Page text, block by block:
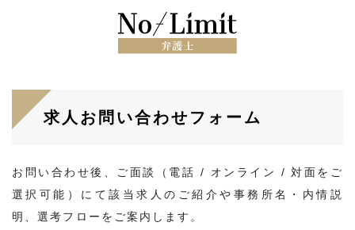
求人お問い合わせフォーム
お問い合わせ後、ご面談（電話 / オンライン / 対面をご
選択可能）にて該当求人のご紹介や事務所名・内情説
明、選考フローをご案内します。